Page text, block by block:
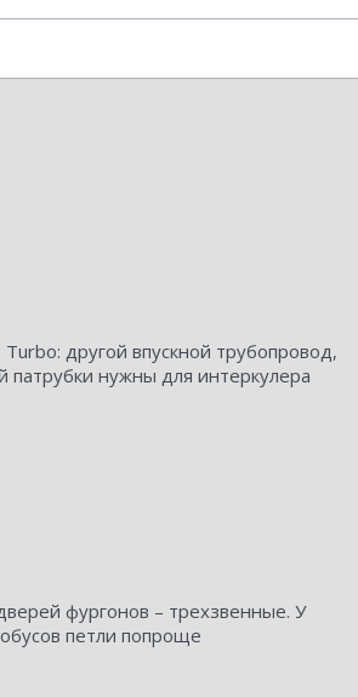
другой впускной трубопровод,
патрубки нужны для интеркулера
фургонов – трехзвенные. У
петли попроще